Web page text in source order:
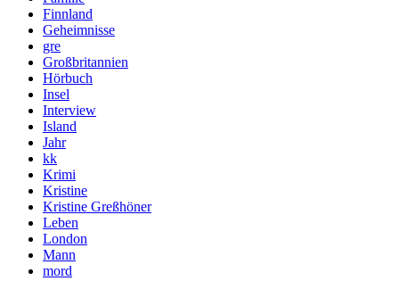
Finnland
Geheimnisse
gre
Großbritannien
Hörbuch
Insel
Interview
Island
Jahr
kk
Krimi
Kristine
Kristine Greßhöner
Leben
London
Mann
mord